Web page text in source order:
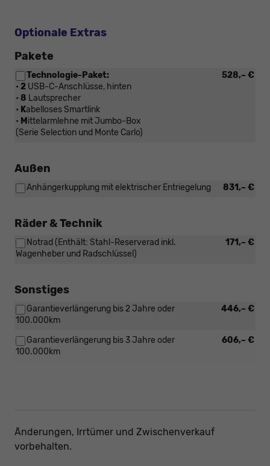
Optionale Extras
Pakete
528,– €
Technologie-Paket:
• 2 USB-C-Anschlüsse, hinten
• 8 Lautsprecher
• Kabelloses Smartlink
• M ittelarmlehne mit Jumbo-Box
(Serie Selection und Monte Carlo)
Außen
831,– €
Anhängerkupplung mit elektrischer Entriegelung
Räder & Technik
171,– €
Notrad (Enthält: Stahl-Reserverad inkl.
Wagenheber und Radschlüssel)
Sonstiges
446,– €
Garantieverlängerung bis 2 Jahre oder
100.000km
606,– €
Garantieverlängerung bis 3 Jahre oder
100.000km
Änderungen, Irrtümer und Zwischenverkauf
vorbehalten.